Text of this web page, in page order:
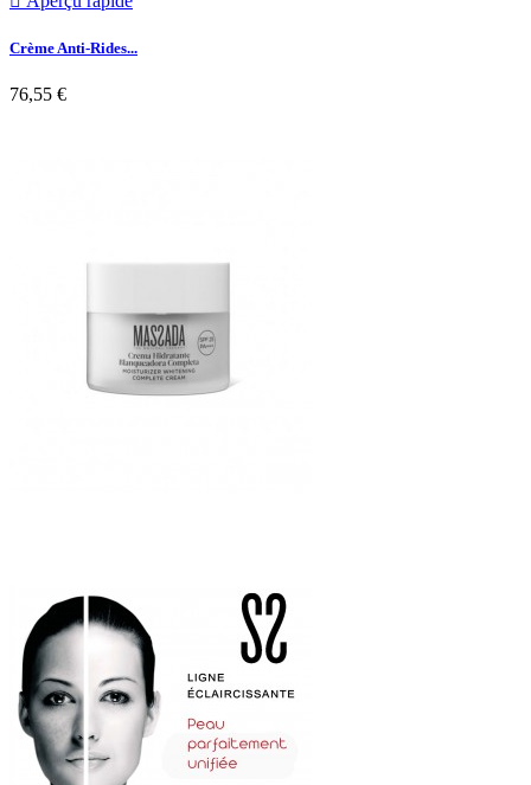
Crème Anti-Rides...
76,55 €